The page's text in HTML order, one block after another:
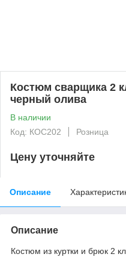
Костюм сварщика 2
черный олива
В наличии
Код: КОС202
Розница
Цену уточняйте
Описание
Описание
Костюм из куртки и брюк 2